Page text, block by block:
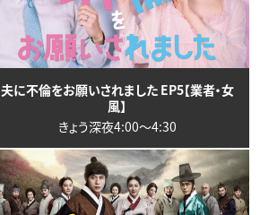
夫に不倫をお願いされました EP5【業者・女
風】
きょう深夜4:00〜4:30